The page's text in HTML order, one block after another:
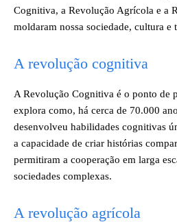
Cognitiva, a Revolução Agrícola e a
moldaram nossa sociedade, cultura e
A revolução cognitiva
A Revolução Cognitiva é o ponto de
explora como, há cerca de 70.000
desenvolveu habilidades cognitivas
a capacidade de criar histórias
permitiram a cooperação em larga
sociedades complexas.
A revolução agrícola